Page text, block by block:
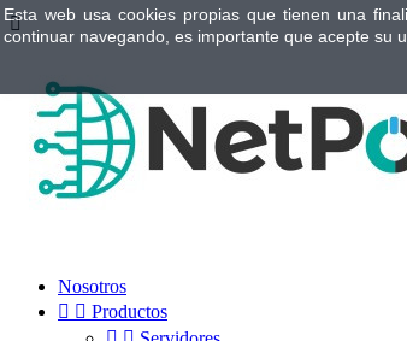

Nosotros
  Productos
Esta web usa cookies propias que tienen una
continuar navegando, es importante que acepte su